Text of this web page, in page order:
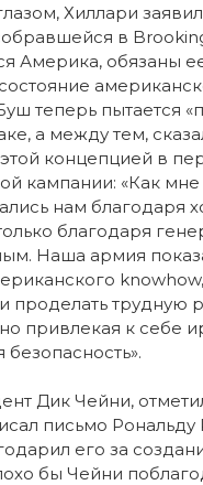
Хиллари
в
Америка, обязаны
теперь пытается
а между тем,
концепцией в
кампании: «Как мне
нам благодаря
благодаря
Наша армия
проделать трудную
привлекая к себе
безопасность».
Дик Чейни,
письмо Рональду
его за
бы Чейни